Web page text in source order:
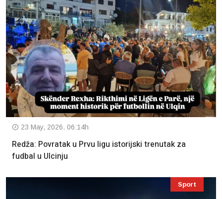
23 May, 2026. 06:14h
Redža: Povratak u Prvu ligu istorijski trenutak za
fudbal u Ulcinju
Sport